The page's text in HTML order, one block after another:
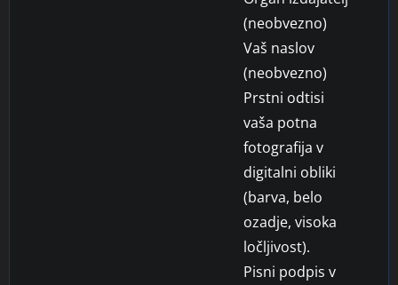
(neobvezno)
Vaš naslov
(neobvezno)
Prstni odtisi
vaša potna
fotografija v
digitalni obliki
(barva, belo
ozadje, visoka
ločljivost).
Pisni podpis v